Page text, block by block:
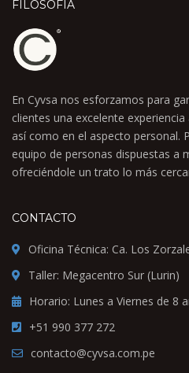
FILOSOFÍA
En Cyvsa nos esforzamos para
clientes una excelente
así como en el aspecto personal.
equipo de personas dispuestas a
ofreciéndole un trato lo más
CONTACTO
Oficina Técnica: Ca. Los
Taller: Megacentro Sur (Lurin)
Horario: Lunes a Viernes de 8
+51 990 377 272
contacto@cyvsa.com.pe